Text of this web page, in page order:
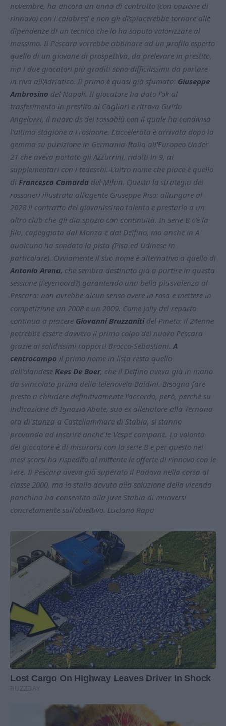
novembre, ha ancora un anno di contratto (con opzione di
rinnovo) con i calabresi e non gli dispiacerebbe tornare alle
dipendenze di un tecnico che lo ha saputo valorizzare al
massimo. Il Pescara vorrebbe abbinare ad un profilo esperto
quello di un giovane di prospettiva, da prelevare in prestito,
ma i due giocatori più graditi sono difficilissimi da portare
in riva all'Adriatico. Il primo è quasi già sfumato: Giuseppe
Ambrosino del Napoli. Il giocatore ha dato l'ok al
trasferimento in prestito al Cagliari e ritrova Guido
Angelozzi, il nuovo ds dei rossoblù con il quale ha condiviso
l’ultima stagione a Frosinone. L'accelerata è arrivata dopo la
gemma su punizione in Germania-Italia all'Europeo Under
21 che aveva portato gli Azzurrini, ridotti in 9, ai
supplementari con i tedeschi. L'altro nome che piace è quello
di Francesco Camarda del Milan. Questa la strategia dei
rossoneri illustrata all'agente Giuseppe Riso: allungare al
2028 il contratto del giovanissimo talento e prestarlo a un
altro club che gli dia spazio con continuità. In serie B c'è la
fila, capeggiata dal Monza e dal Delfino, ma anche in A
qualcuno ha sondato la pista (Pisa ed Udinese in
particolare). Ovviamente il suo nome è alternativo a quello di
Antonio Arena, che sembra destinato già a partire in questa
sessione (Feyenoord?) garantendo una bella plusvalenza al
Pescara: non avrebbe alcun senso avere in rosa e mettere in
competizione un 2008 e un 2009. Come jolly del reparto
continua a piacere Giovanni Bruzzanitidel Pineto: il 24enne
potrebbe essere davvero il primo colpo del nuovo Pescara
grazie ai solidissimi rapporti Brocco-Sebastiani.A
centrocampo il primo nome in lista resta quello
dell'olandese Kees De Boer, che il Delfino aveva già in mano
da svincolato prima della telenovela Baldini. Bisogna fare
presto a chiudere definitivamente l'accordo, però, perchè su
indicazione di Ignazio Abate, suo ex allenatore alla Ternana
ora di stanza a Castellammare di Stabia, si stanno
provando ad inserire anche le Vespe campane. La volontà
del giocatore è di misurarsi con la serie B e per questo nei
mesi scorsi ha rispedito al mittente le offerte di rinnovo con le
Fere. Il Pescara aveva già superato il Padova nella corsa al
classe 2000, ma lo stallo dovuto alla soluzione della vicenda
panchina ha consentito alla Juve Stabia di muoversi
concretamente sull'obiettivo. Luciano Rapa